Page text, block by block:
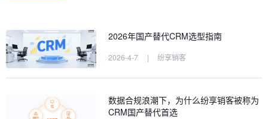
2026年国产替代CRM选型指南
2026-4-7 | 纷享销客
数据合规浪潮下，为什么纷享销客被称为
CRM国产替代首选